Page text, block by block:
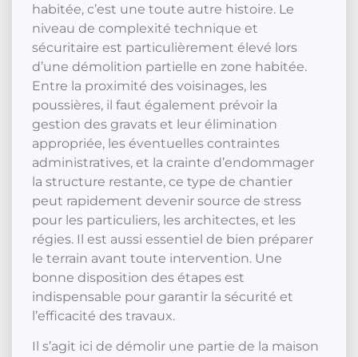
habitée, c’est une toute autre histoire. Le
niveau de complexité technique et
sécuritaire est particulièrement élevé lors
d’une démolition partielle en zone habitée.
Entre la proximité des voisinages, les
poussières, il faut également prévoir la
gestion des gravats et leur élimination
appropriée, les éventuelles contraintes
administratives, et la crainte d’endommager
la structure restante, ce type de chantier
peut rapidement devenir source de stress
pour les particuliers, les architectes, et les
régies. Il est aussi essentiel de bien préparer
le terrain avant toute intervention. Une
bonne disposition des étapes est
indispensable pour garantir la sécurité et
l’efficacité des travaux.
Il s’agit ici de démolir une partie de la maison